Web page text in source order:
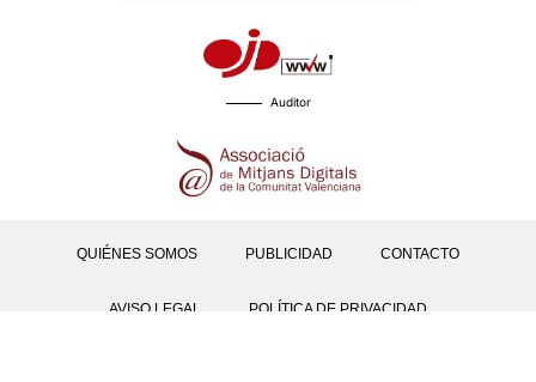
Auditor
QUIÉNES SOMOS PUBLICIDAD CONTACTO
AVISO LEGAL POLÍTICA DE PRIVACIDAD